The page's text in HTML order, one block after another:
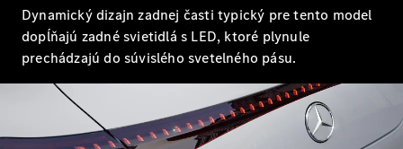
Všetky
Kombi
Shooting
Brake
CLA
Dynamický dizajn zadnej časti typický pre tento model
dopĺňajú zadné svietidlá s LED, ktoré plynule
prechádzajú do súvislého svetelného pásu.